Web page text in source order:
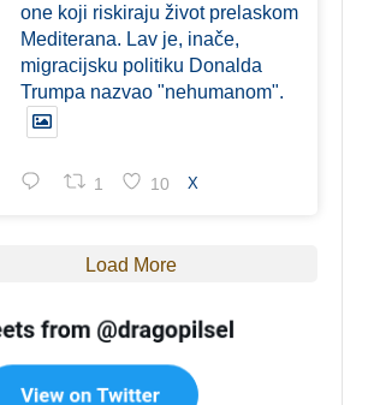
one koji riskiraju život prelaskom
Mediterana. Lav je, inače,
migracijsku politiku Donalda
Trumpa nazvao "nehumanom".
1 10 X
Load More